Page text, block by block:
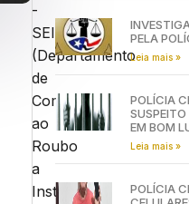
-
SEIC
(Departamento
de
Combate
ao
Roubo
a
Instituições
PELA
Leia mais »
POLÍCIA
SUSPEITO
EM BOM
Leia mais »
POLÍCIA